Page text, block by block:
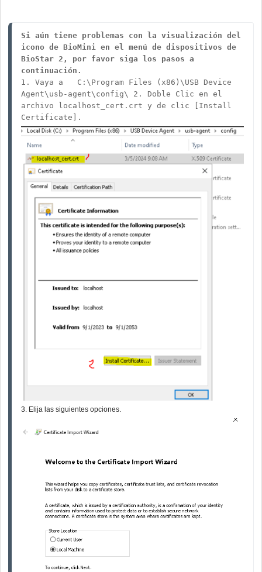
Si aún tiene problemas con la visualización del
icono de BioMini en el menú de dispositivos de
BioStar 2, por favor siga los pasos a
continuación.
1. Vaya a   C:\Program Files (x86)\USB Device
Agent\usb-agent\config\ 2. Doble Clic en el
archivo localhost_cert.crt y de clic [Install
Certificate].
3. Elija las siguientes opciones.